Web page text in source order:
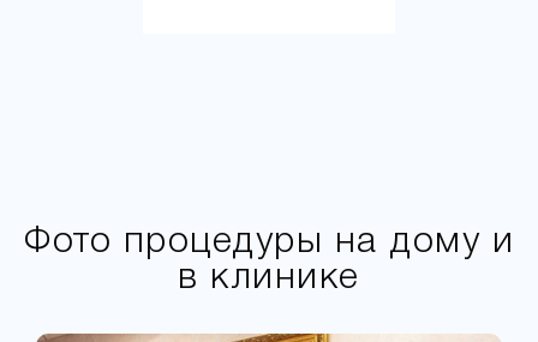
Фото процедуры на дому и
в клинике